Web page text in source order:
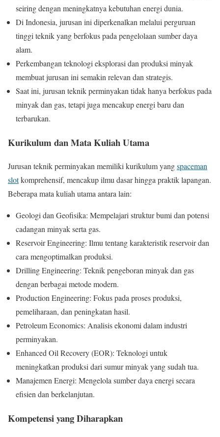
seiring dengan meningkatnya kebutuhan energi dunia.
Di Indonesia, jurusan ini diperkenalkan melalui perguruan
tinggi teknik yang berfokus pada pengelolaan sumber daya
alam.
Perkembangan teknologi eksplorasi dan produksi minyak
membuat jurusan ini semakin relevan dan strategis.
Saat ini, jurusan teknik perminyakan tidak hanya berfokus pada
minyak dan gas, tetapi juga mencakup energi baru dan
terbarukan.
Kurikulum dan Mata Kuliah Utama
Jurusan teknik perminyakan memiliki kurikulum yangspaceman
slotkomprehensif, mencakup ilmu dasar hingga praktik lapangan.
Beberapa mata kuliah utama antara lain:
Geologi dan Geofisika: Mempelajari struktur bumi dan potensi
cadangan minyak serta gas.
Reservoir Engineering: Ilmu tentang karakteristik reservoir dan
cara mengoptimalkan produksi.
Drilling Engineering: Teknik pengeboran minyak dan gas
dengan berbagai metode modern.
Production Engineering: Fokus pada proses produksi,
pemeliharaan, dan peningkatan hasil.
Petroleum Economics: Analisis ekonomi dalam industri
perminyakan.
Enhanced Oil Recovery (EOR): Teknologi untuk
meningkatkan produksi dari sumur minyak yang sudah tua.
Manajemen Energi: Mengelola sumber daya energi secara
efisien dan berkelanjutan.
Kompetensi yang Diharapkan